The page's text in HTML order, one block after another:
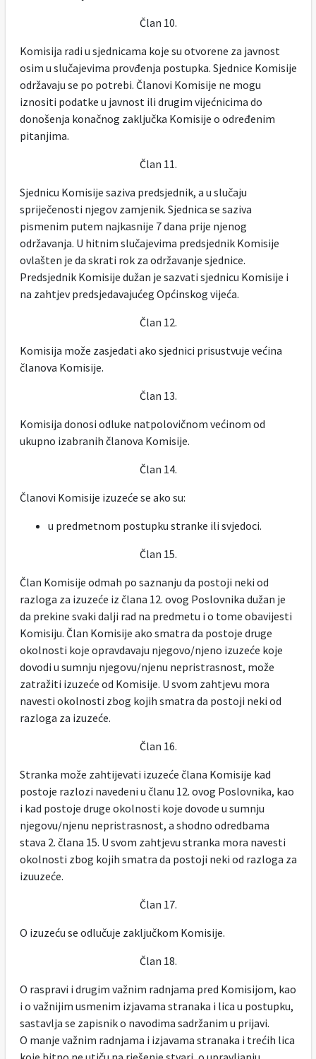
Član 10.
Komisija radi u sjednicama koje su otvorene za javnost
osim u slučajevima provđenja postupka. Sjednice Komisije
održavaju se po potrebi. Članovi Komisije ne mogu
iznositi podatke u javnost ili drugim vijećnicima do
donošenja konačnog zaključka Komisije o određenim
pitanjima.
Član 11.
Sjednicu Komisije saziva predsjednik, a u slučaju
spriječenosti njegov zamjenik. Sjednica se saziva
pismenim putem najkasnije 7 dana prije njenog
održavanja. U hitnim slučajevima predsjednik Komisije
ovlašten je da skrati rok za održavanje sjednice.
Predsjednik Komisije dužan je sazvati sjednicu Komisije i
na zahtjev predsjedavajućeg Općinskog vijeća.
Član 12.
Komisija može zasjedati ako sjednici prisustvuje većina
članova Komisije.
Član 13.
Komisija donosi odluke natpolovičnom većinom od
ukupno izabranih članova Komisije.
Član 14.
Članovi Komisije izuzeće se ako su:
u predmetnom postupku stranke ili svjedoci.
Član 15.
Član Komisije odmah po saznanju da postoji neki od
razloga za izuzeće iz člana 12. ovog Poslovnika dužan je
da prekine svaki dalji rad na predmetu i o tome obavijesti
Komisiju. Član Komisije ako smatra da postoje druge
okolnosti koje opravdavaju njegovo/njeno izuzeće koje
dovodi u sumnju njegovu/njenu nepristrasnost, može
zatražiti izuzeće od Komisije. U svom zahtjevu mora
navesti okolnosti zbog kojih smatra da postoji neki od
razloga za izuzeće.
Član 16.
Stranka može zahtijevati izuzeće člana Komisije kad
postoje razlozi navedeni u članu 12. ovog Poslovnika, kao
i kad postoje druge okolnosti koje dovode u sumnju
njegovu/njenu nepristrasnost, a shodno odredbama
stava 2. člana 15. U svom zahtjevu stranka mora navesti
okolnosti zbog kojih smatra da postoji neki od razloga za
izuuzeće.
Član 17.
O izuzeću se odlučuje zaključkom Komisije.
Član 18.
O raspravi i drugim važnim radnjama pred Komisijom, kao
i o važnijim usmenim izjavama stranaka i lica u postupku,
sastavlja se zapisnik o navodima sadržanim u prijavi.
O manje važnim radnjama i izjavama stranaka i trećih lica